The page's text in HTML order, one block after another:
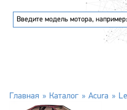
Главная Каталог Acura